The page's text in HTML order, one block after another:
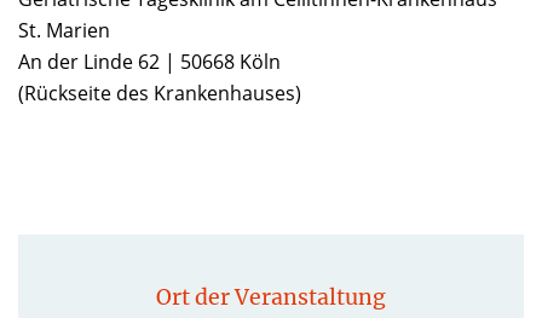
St. Marien
An der Linde 62 | 50668 Köln
(Rückseite des Krankenhauses)
Ort der Veranstaltung